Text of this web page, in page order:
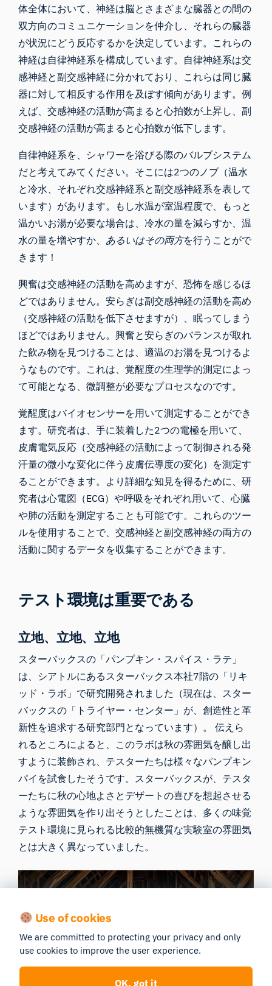
体全体において、神経は脳とさまざまな臓器との間の
双方向のコミュニケーションを仲介し、それらの臓器
が状況にどう反応するかを決定しています。これらの
神経は自律神経系を構成しています。自律神経系は交
感神経と副交感神経に分かれており、これらは同じ臓
器に対して相反する作用を及ぼす傾向があります。例
えば、交感神経の活動が高まると心拍数が上昇し、副
交感神経の活動が高まると心拍数が低下します。
自律神経系を、シャワーを浴びる際のバルブシステム
だと考えてみてください。そこには2つのノブ（温水
と冷水、それぞれ交感神経系と副交感神経系を表して
います）があります。もし水温が室温程度で、もっと
温かいお湯が必要な場合は、冷水の量を減らすか、温
水の量を増やすか、 あるいはその両方を行うことがで
きます！
興奮は交感神経の活動を高めますが、恐怖を感じるほ
どではありません。安らぎは副交感神経の活動を高め
（交感神経の活動を低下させますが）、眠ってしまう
ほどではありません。興奮と安らぎのバランスが取れ
た飲み物を見つけることは、適温のお湯を見つけるよ
うなものです。これは、覚醒度の生理学的測定によっ
て可能となる、微調整が必要なプロセスなのです。
覚醒度はバイオセンサーを用いて測定することができ
ます。研究者は、手に装着した2つの電極を用いて、
皮膚電気反応（交感神経の活動によって制御される発
汗量の微小な変化に伴う皮膚伝導度の変化）を測定す
ることができます。より詳細な知見を得るために、研
究者は心電図（ECG）や呼吸をそれぞれ用いて、心臓
や肺の活動を測定することも可能です。これらのツー
ルを使用することで、交感神経と副交感神経の両方の
活動に関するデータを収集することができます。
テスト環境は重要である
立地、立地、立地
スターバックスの「パンプキン・スパイス・ラテ」
は、シアトルにあるスターバックス本社7階の「リキ
ッド・ラボ」で研究開発されました（現在は、 スター
バックスの 「 トライヤー・センター 」が、創造性と革
新性を追求する研究部門となっています）。 伝えら
れるところによると、このラボは秋の雰囲気を醸し出
すように装飾され、テスターたちは様々なパンプキン
パイを試食したそうです。スターバックスが、テスタ
ーたちに秋の心地よさとデザートの喜びを想起させる
ような雰囲気を作り出そうとしたことは、多くの味覚
テスト環境に見られる比較的無機質な実験室の雰囲気
とは大きく異なっていました。
Use of cookies
We are committed to protecting your privacy and only
use cookies to improve the user experience.
OK, got it